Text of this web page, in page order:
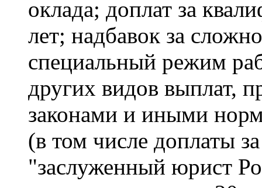
оклада; доплат за
лет; надбавок за
специальный режим
других видов выплат,
законами и иными
(в том числе доплаты
"заслуженный юрист